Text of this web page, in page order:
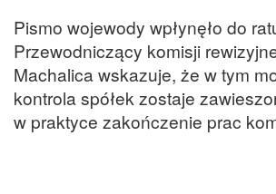
Pismo wojewody wpłynęło do
Przewodniczący komisji
Machalica wskazuje, że w tym
kontrola spółek zostaje
w praktyce zakończenie prac